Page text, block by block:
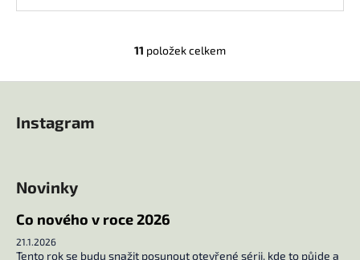
O
k
11 položek celkem
Instagram
Novinky
Co nového v roce 2026
21.1.2026
Tento rok se budu snažit posunout otevřené sérii, kde to půjde a